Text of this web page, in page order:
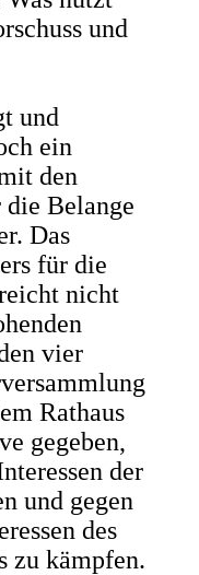
und
und
ein
den
Belange
Das
für die
nicht
vier
Rathaus
gegeben,
der
und gegen
des
zu kämpfen.